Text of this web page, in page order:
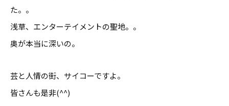
た。。
浅草、エンターテイメントの聖地。。
奥が本当に深いの。
芸と人情の街、サイコーですよ。
皆さんも是非(^^)